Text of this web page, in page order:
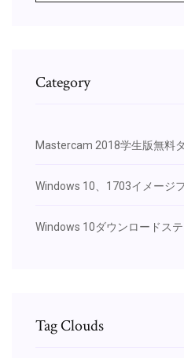
Category
Mastercam 2018学生版無料
Windows 10、1703イメージ
Windows 10ダウンロードス
Tag Clouds